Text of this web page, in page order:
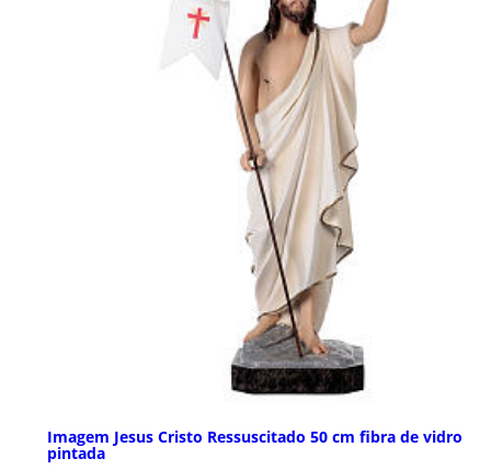
Imagem Jesus Cristo Ressuscitado 50 cm fibra de vidro
pintada